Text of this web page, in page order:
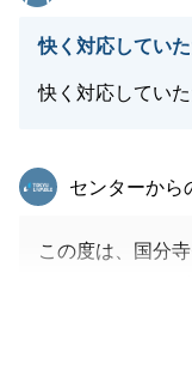
快く対応してい
快く対応していた
東急リバブル
センターから
この度は、国分
ってしまいまし